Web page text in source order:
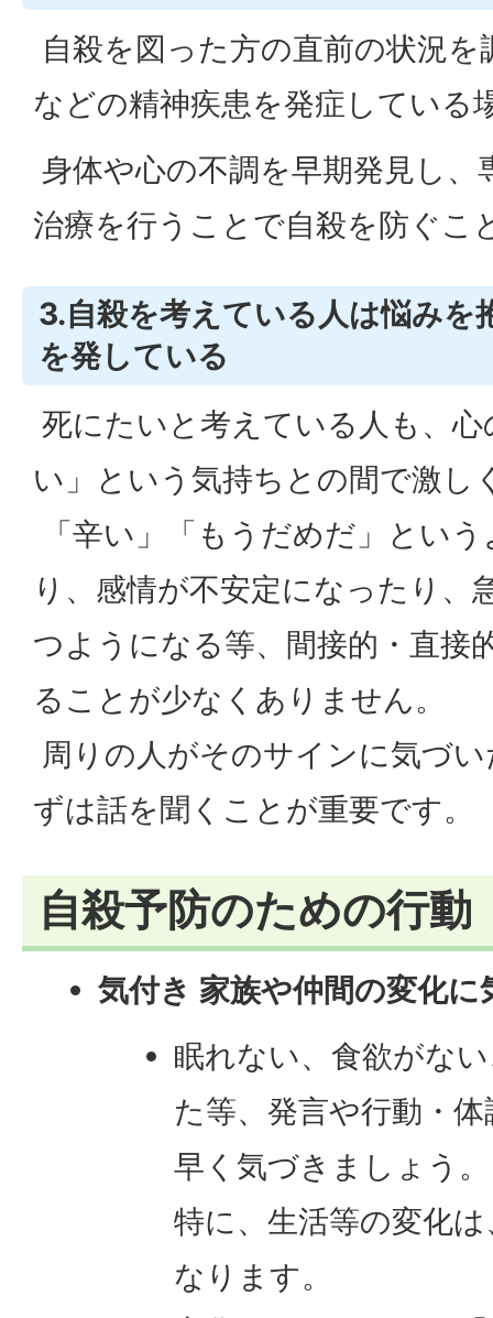
自殺を図った方の直前の状況
などの精神疾患を発症している
身体や心の不調を早期発見し、
治療を行うことで自殺を防ぐこ
3.自殺を考えている人は悩みを
を発している
死にたいと考えている人も、
い」という気持ちとの間で激し
「辛い」「もうだめだ」とい
り、感情が不安定になったり、
つようになる等、間接的・直接
ることが少なくありません。
周りの人がそのサインに気づ
ずは話を聞くことが重要です。
自殺予防のための行動
気付き 家族や仲間の変化
眠れない、食欲がな
た等、発言や行動・
早く気づきましょう。
特に、生活等の変化
なります。